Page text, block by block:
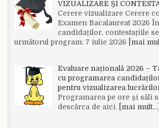
VIZUALIZARE ȘI
Cerere vizualizare Cerere
Examen Bacalaureat 2026
candidaților, contestațiile se
următorul program: 7 iulie 2026
[mai
Evaluare națională 2026 –
cu programarea
pentru vizualizarea
Programarea pe ore și săli
descărca de aici.[mai mult…]